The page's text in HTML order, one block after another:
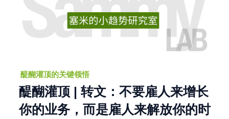
醍醐灌顶的关键领悟
醍醐灌顶 | 转文：不要雇人来增长
你的业务，而是雇人来解放你的时